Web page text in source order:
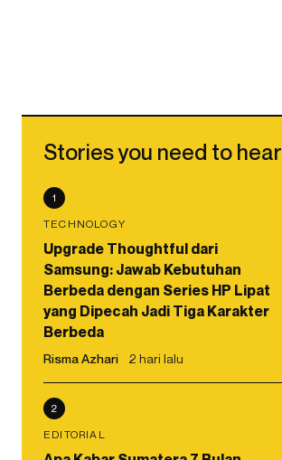
Stories you need to hear
1
TECHNOLOGY
Upgrade Thoughtful dari
Samsung: Jawab Kebutuhan
Berbeda dengan Series HP Lipat
yang Dipecah Jadi Tiga Karakter
Berbeda
Risma Azhari 2 hari lalu
2
EDITORIAL